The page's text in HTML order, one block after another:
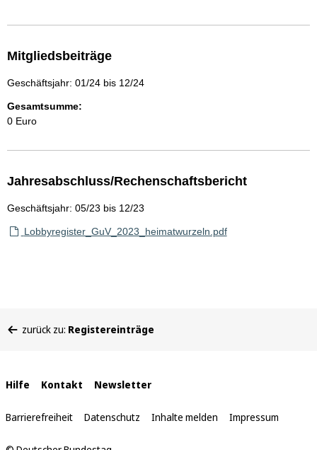
Mitgliedsbeiträge
Geschäftsjahr: 01/24 bis 12/24
Gesamtsumme:
0 Euro
Jahresabschluss/Rechenschaftsbericht
Geschäftsjahr: 05/23 bis 12/23
Lobbyregister_GuV_2023_heimatwurzeln.pdf
befinden
zurück zu: Registereinträge
Interne
Links
Hilfe Kontakt Newsletter
Barrierefreiheit Datenschutz Inhalte melden Impressum